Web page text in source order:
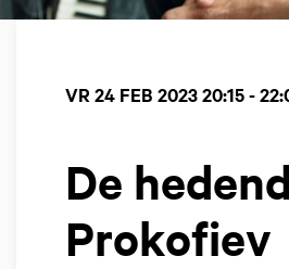
De
Prokofiev
VR 24 FEB 202320:15 -